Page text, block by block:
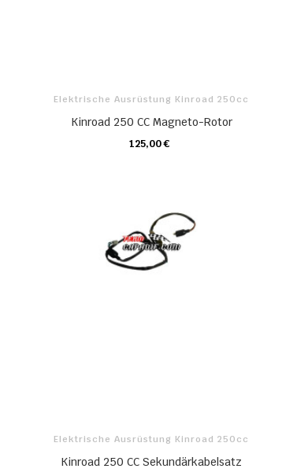
Elektrische Ausrüstung Kinroad 250cc
Kinroad 250 CC Magneto-Rotor
125,00 €
KARTE
Elektrische Ausrüstung Kinroad 250cc
Kinroad 250 CC Sekundärkabelsatz